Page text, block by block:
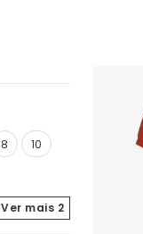
8
10
Ver mais 2